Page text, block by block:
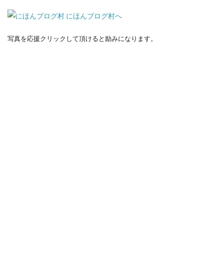
写真を応援クリックして頂けると励みになります。